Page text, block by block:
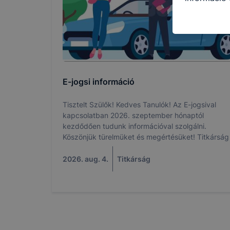
E-jogsi információ
Tisztelt Szülők! Kedves Tanulók! Az E-jogsival
kapcsolatban 2026. szeptember hónaptól
kezdődően tudunk információval szolgálni.
Köszönjük türelmüket és megértésüket! Titkárság
2026. aug. 4. Titkárság
így
ismét
tudja
Felhívjuk
lesznek
tervezettől